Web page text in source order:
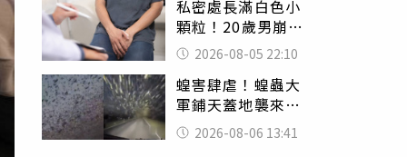
私密處長滿白色小
顆粒！20歲男崩潰
求診 醫曝5大真相
別再誤會
2026-08-05 22:10
蝗害肆虐！蝗蟲大
軍鋪天蓋地襲來宛
如末日 網驚：聖
經十災
2026-08-06 13:41